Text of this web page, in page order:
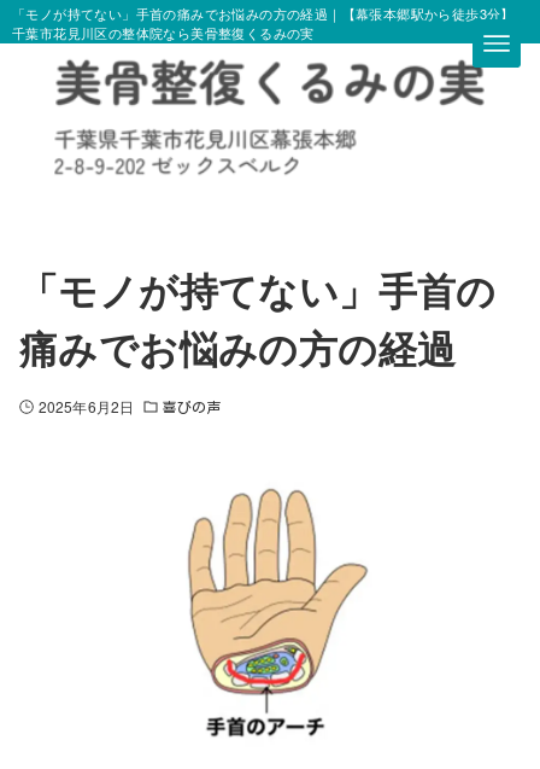
「モノが持てない」手首の痛みでお悩みの方の経過｜【幕張本郷駅から徒歩3分】
千葉市花見川区の整体院なら美骨整復くるみの実
「モノが持てない」手首の
痛みでお悩みの方の経過
2025年6月2日 喜びの声